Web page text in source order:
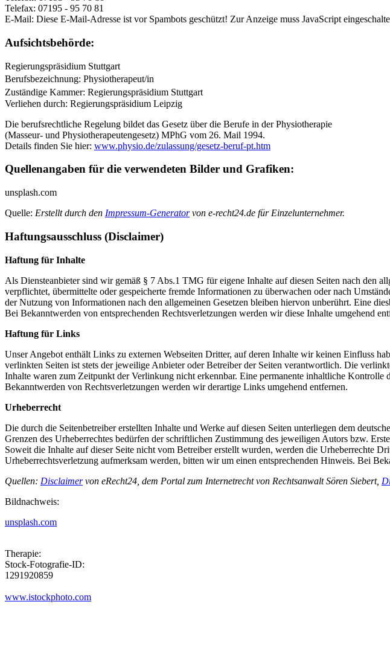
Telefax: 07195 - 95 70 81
E-Mail: Diese E-Mail-Adresse ist vor Spambots geschützt! Zur Anzeige muss JavaScript
Aufsichtsbehörde:
Regierungspräsidium Stuttgart
Berufsbezeichnung: Physiotherapeut/in
Zuständige Kammer: Regierungspräsidium Stuttgart
Verliehen durch: Regierungspräsidium Leipzig
Die berufsrechtliche Regelung bildet das Gesetz über die Berufe in der Physiotherapie
(Masseur- und Physiotherapeutengesetz) MPhG vom 26. Mail 1994.
Details finden Sie hier: www.physio.de/zulassung/gesetz-beruf-pt.htm
Quellenangaben für die verwendeten Bilder und Grafiken:
unsplash.com
Quelle: Erstellt durch den Impressum-Generatorvon e-recht24.de für Einzelunternehmer.
Haftungsausschluss (Disclaimer)
Haftung für Inhalte
Als Diensteanbieter sind wir gemäß § 7 Abs.1 TMG für eigene Inhalte auf diesen Seiten nach den
verpflichtet, übermittelte oder gespeicherte fremde Informationen zu überwachen oder nach
der Nutzung von Informationen nach den allgemeinen Gesetzen bleiben hiervon unberührt. Eine
Bei Bekanntwerden von entsprechenden Rechtsverletzungen werden wir diese Inhalte umgehend
Haftung für Links
Unser Angebot enthält Links zu externen Webseiten Dritter, auf deren Inhalte wir keinen Einfluss
verlinkten Seiten ist stets der jeweilige Anbieter oder Betreiber der Seiten verantwortlich. Die
Inhalte waren zum Zeitpunkt der Verlinkung nicht erkennbar. Eine permanente inhaltliche
Bekanntwerden von Rechtsverletzungen werden wir derartige Links umgehend entfernen.
Urheberrecht
Die durch die Seitenbetreiber erstellten Inhalte und Werke auf diesen Seiten unterliegen dem
Grenzen des Urheberrechtes bedürfen der schriftlichen Zustimmung des jeweiligen Autors bzw.
Soweit die Inhalte auf dieser Seite nicht vom Betreiber erstellt wurden, werden die Urheberrechte
Urheberrechtsverletzung aufmerksam werden, bitten wir um einen entsprechenden Hinweis. Bei
Quellen: Disclaimervon eRecht24, dem Portal zum Internetrecht von Rechtsanwalt Sören Siebert,
Bildnachweis:
unsplash.com
Therapie:
Stock-Fotografie-ID:
1291920859
www.istockphoto.com